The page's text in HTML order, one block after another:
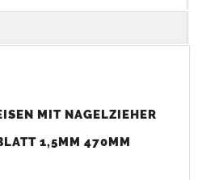
Schiefernägelaus
Klauengriff mit
MIT NAGELZIEHER
1,5MM 470MM